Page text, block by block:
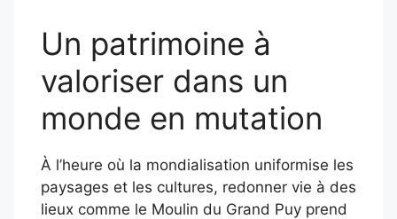
Un patrimoine à
valoriser dans un
monde en mutation
À l’heure où la mondialisation uniformise les
paysages et les cultures, redonner vie à des
lieux comme le Moulin du Grand Puy prend